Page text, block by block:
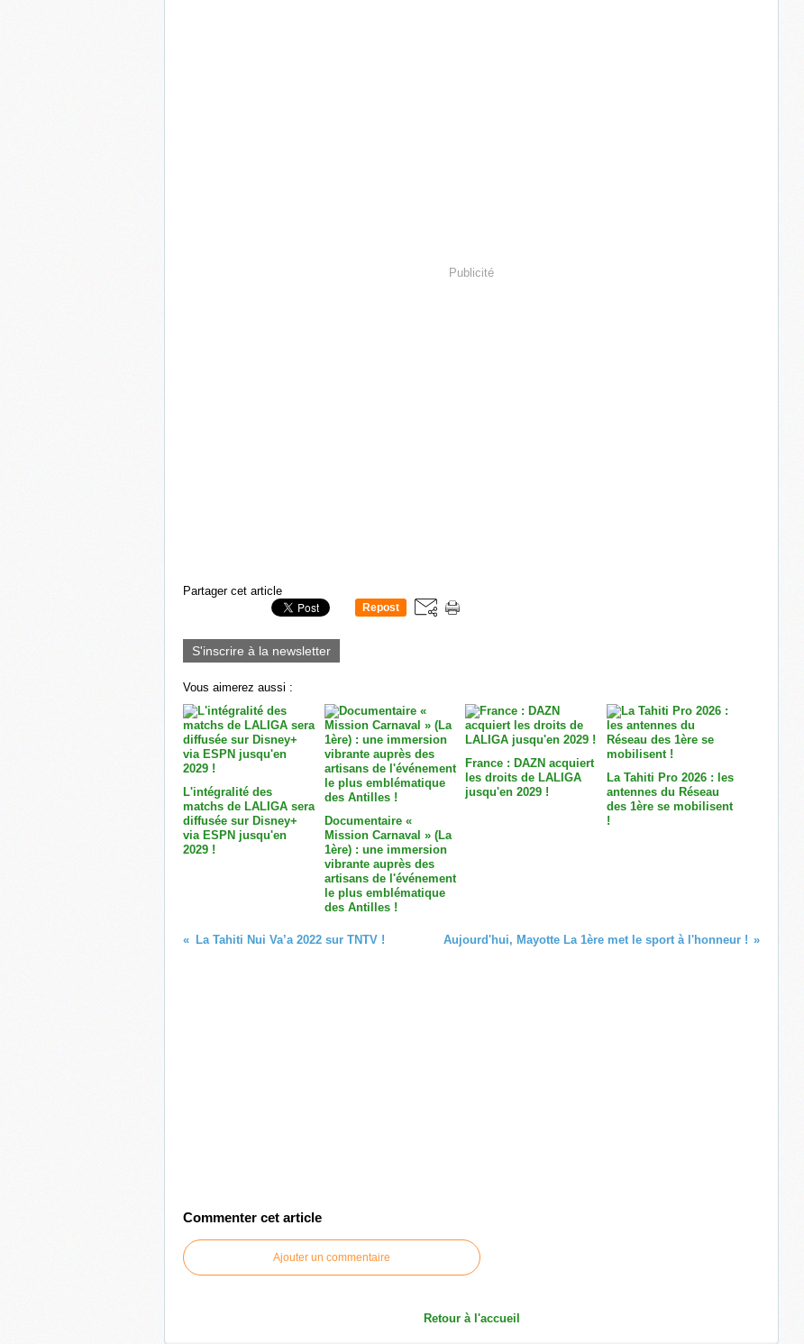
Publicité
Partager cet article
Repost
S'inscrire à la newsletter
Vous aimerez aussi :
L'intégralité des
matchs de LALIGA sera
diffusée sur Disney+
via ESPN jusqu'en
2029 !
Documentaire «
Mission Carnaval » (La
1ère) : une immersion
vibrante auprès des
artisans de l'événement
le plus emblématique
des Antilles !
France : DAZN acquiert
les droits de LALIGA
jusqu'en 2029 !
La Tahiti Pro 2026 : les
antennes du Réseau
des 1ère se mobilisent
!
La Tahiti Nui Va’a 2022 sur TNTV ! Aujourd'hui, Mayotte La 1ère met le sport à l'honneur !
Commenter cet article
Ajouter un commentaire
Retour à l'accueil